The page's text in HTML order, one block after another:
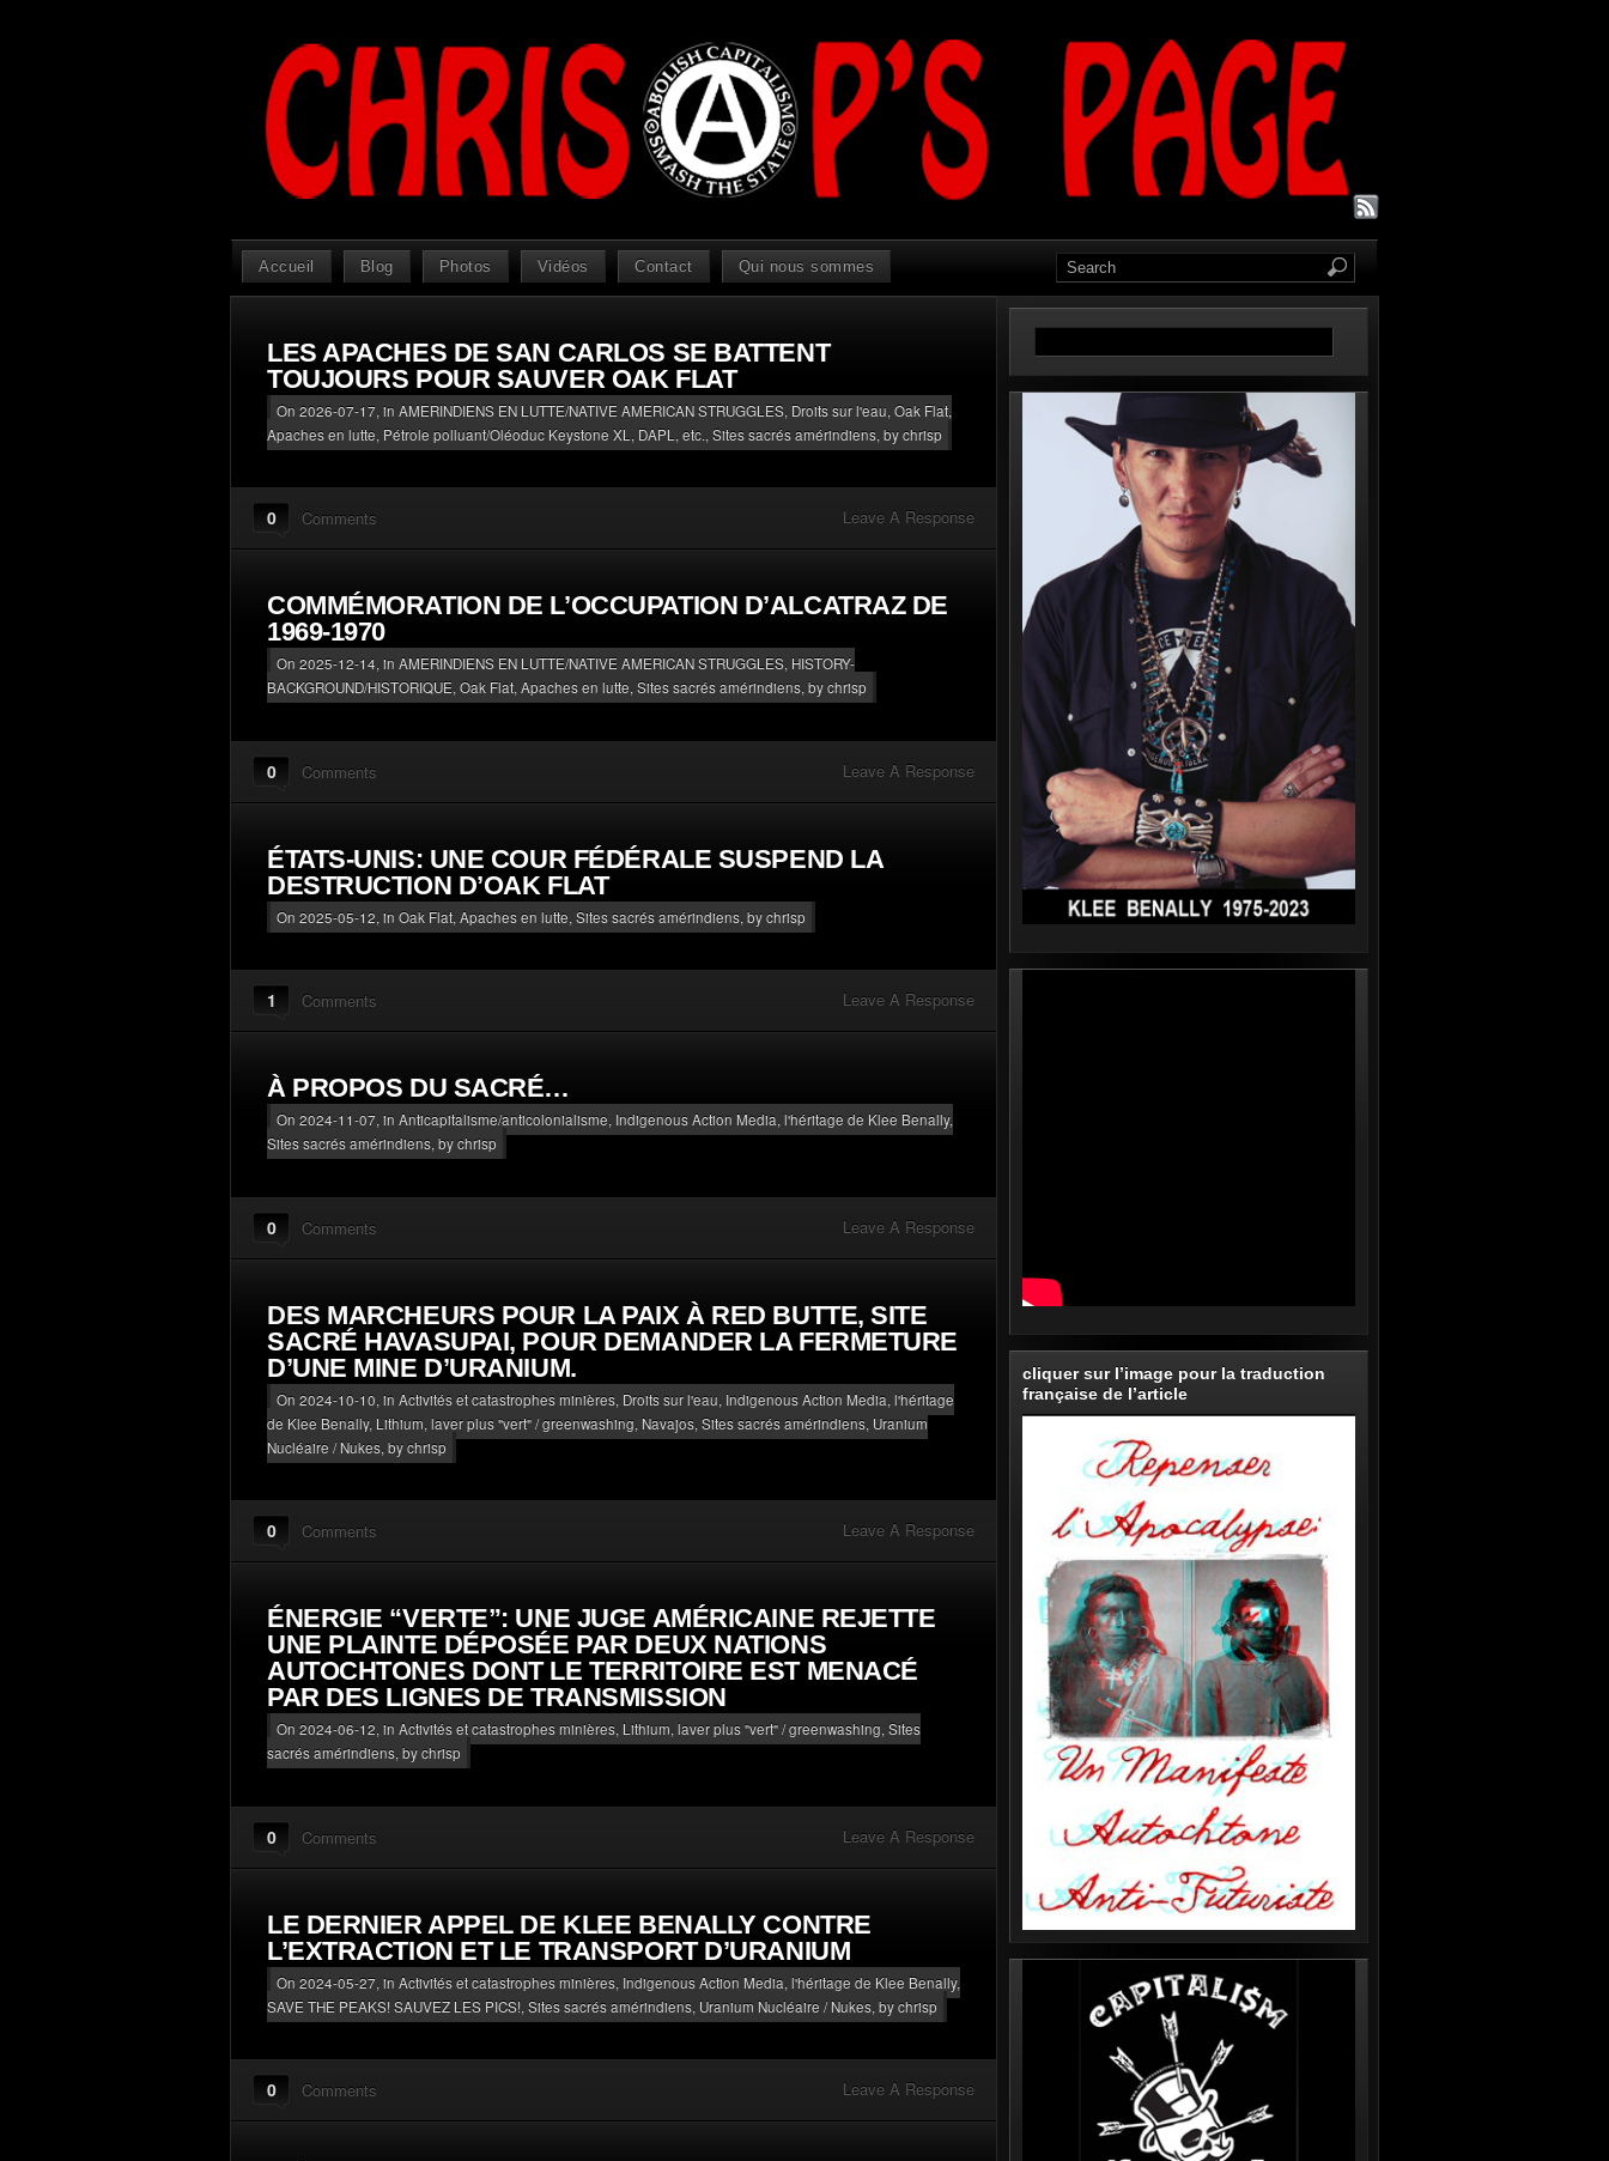
Accueil Blog Photos Vidéos Contact Qui nous sommes
LES APACHES DE SAN CARLOS SE BATTENT
TOUJOURS POUR SAUVER OAK FLAT
On 2026-07-17, in AMERINDIENS EN LUTTE/NATIVE AMERICAN STRUGGLES Droits sur l'eau Oak Flat,
Apaches en lutte Pétrole polluant/Oléoduc Keystone XL, DAPL, etc. Sites sacrés amérindiens , by chrisp
0 Comments Leave A Response
COMMÉMORATION DE L’OCCUPATION D’ALCATRAZ DE
1969-1970
On 2025-12-14, in AMERINDIENS EN LUTTE/NATIVE AMERICAN STRUGGLES, HISTORY-
BACKGROUND/HISTORIQUE,Oak Flat, Apaches en lutte,Sites sacrés amérindiens, by chrisp
0 Comments Leave A Response
ÉTATS-UNIS: UNE COUR FÉDÉRALE SUSPEND LA
DESTRUCTION D’OAK FLAT
On 2025-05-12, in Oak Flat, Apaches en lutte Sites sacrés amérindiens , by chrisp
1 Comments Leave A Response
À PROPOS DU SACRÉ…
On 2024-11-07, in Anticapitalisme/anticolonialisme, Indigenous Action Media, l'héritage de Klee Benally,
Sites sacrés amérindiens, by chrisp
0 Comments Leave A Response
DES MARCHEURS POUR LA PAIX À RED BUTTE, SITE
SACRÉ HAVASUPAI, POUR DEMANDER LA FERMETURE
D’UNE MINE D’URANIUM.
On 2024-10-10, in Activités et catastrophes minières Droits sur l'eau Indigenous Action Media, l'héritage
de Klee Benally, Lithium, laver plus "vert" / greenwashing Navajos Sites sacrés amérindiens Uranium
Nucléaire / Nukes , by chrisp
0 Comments Leave A Response
ÉNERGIE “VERTE”: UNE JUGE AMÉRICAINE REJETTE
UNE PLAINTE DÉPOSÉE PAR DEUX NATIONS
AUTOCHTONES DONT LE TERRITOIRE EST MENACÉ
PAR DES LIGNES DE TRANSMISSION
On 2024-06-12, in Activités et catastrophes minières Lithium, laver plus "vert" / greenwashing Sites
sacrés amérindiens , by chrisp
0 Comments Leave A Response
LE DERNIER APPEL DE KLEE BENALLY CONTRE
L’EXTRACTION ET LE TRANSPORT D’URANIUM
On 2024-05-27, in Activités et catastrophes minières Indigenous Action Media, l'héritage de Klee Benally,
SAVE THE PEAKS! SAUVEZ LES PICS! Sites sacrés amérindiens Uranium Nucléaire / Nukes , by chrisp
0 Comments Leave A Response
cliquer sur l’image pour la traduction
française de l’article